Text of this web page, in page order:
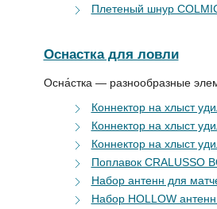
Плетеный шнур
Оснастка для ловли
Осна́стка — разнообразные
Коннектор на хлыст
Коннектор на хлыст
Коннектор на хлыст
Поплавок CRALUSSO
Набор антенн для
Набор HOLLOW